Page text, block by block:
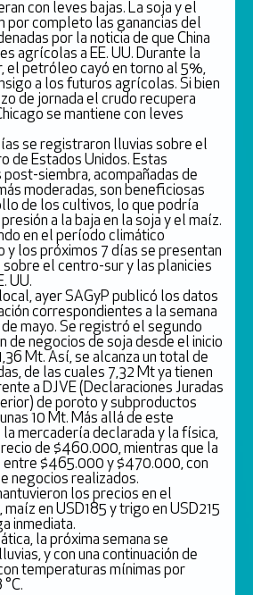
con leves bajas. La soja y el
por completo las ganancias del
por la noticia de que China
agrícolas a EE. UU. Durante la
el petróleo cayó en torno al 5%,
a los futuros agrícolas. Si bien
de jornada el crudo recupera
se mantiene con leves
se registraron lluvias sobre el
de Estados Unidos. Estas
siembra, acompañadas de
moderadas, son beneficiosas
de los cultivos, lo que podría
a la baja en la soja y el maíz.
en el período climático
y los próximos 7 días se presentan
sobre el centro-sur y las planicies
UU.
ayer SAGyP publicó los datos
correspondientes a la semana
mayo. Se registró el segundo
de negocios de soja desde el inicio
Mt. Así, se alcanza un total de
de las cuales 7,32 Mt ya tienen
a DJVE (Declaraciones Juradas
de poroto y subproductos
10 Mt. Más allá de este
mercadería declarada y la física,
de $460.000, mientras que la
entre $465.000 y $470.000, con
negocios realizados.
los precios en el
en USD185 y trigo en USD215
inmediata.
la próxima semana se
y con una continuación de
temperaturas mínimas por